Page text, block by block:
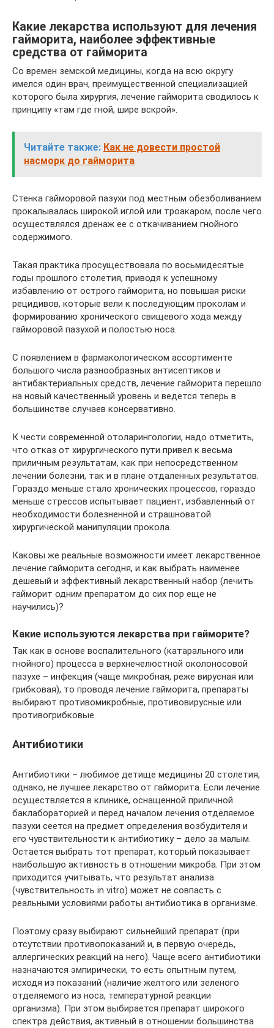
Какие лекарства используют для лечения
гайморита, наиболее эффективные
средства от гайморита
Со времен земской медицины, когда на всю округу
имелся один врач, преимущественной специализацией
которого была хирургия, лечение гайморита сводилось к
принципу «там где гной, шире вскрой».
Читайте также: Как не довести простой
насморк до гайморита
Стенка гайморовой пазухи под местным обезболиванием
прокалывалась широкой иглой или троакаром, после чего
осуществлялся дренаж ее с откачиванием гнойного
содержимого.
Такая практика просуществовала по восьмидесятые
годы прошлого столетия, приводя к успешному
избавлению от острого гайморита, но повышая риски
рецидивов, которые вели к последующим проколам и
формированию хронического свищевого хода между
гайморовой пазухой и полостью носа.
С появлением в фармакологическом ассортименте
большого числа разнообразных антисептиков и
антибактериальных средств, лечение гайморита перешло
на новый качественный уровень и ведется теперь в
большинстве случаев консервативно.
К чести современной отоларингологии, надо отметить,
что отказ от хирургического пути привел к весьма
приличным результатам, как при непосредственном
лечении болезни, так и в плане отдаленных результатов.
Гораздо меньше стало хронических процессов, гораздо
меньше стрессов испытывает пациент, избавленный от
необходимости болезненной и страшноватой
хирургической манипуляции прокола.
Каковы же реальные возможности имеет лекарственное
лечение гайморита сегодня, и как выбрать наименее
дешевый и эффективный лекарственный набор (лечить
гайморит одним препаратом до сих пор еще не
научились)?
Какие используются лекарства при гайморите?
Так как в основе воспалительного (катарального или
гнойного) процесса в верхнечелюстной околоносовой
пазухе – инфекция (чаще микробная, реже вирусная или
грибковая), то проводя лечение гайморита, препараты
выбирают противомикробные, противовирусные или
противогрибковые.
Антибиотики
Антибиотики – любимое детище медицины 20 столетия,
однако, не лучшее лекарство от гайморита. Если лечение
осуществляется в клинике, оснащенной приличной
баклабораторией и перед началом лечения отделяемое
пазухи сеется на предмет определения возбудителя и
его чувствительности к антибиотику – дело за малым.
Остается выбрать тот препарат, который показывает
наибольшую активность в отношении микроба. При этом
приходится учитывать, что результат анализа
(чувствительность in vitro) может не совпасть с
реальными условиями работы антибиотика в организме.
Поэтому сразу выбирают сильнейший препарат (при
отсутствии противопоказаний и, в первую очередь,
аллергических реакций на него). Чаще всего антибиотики
назначаются эмпирически, то есть опытным путем,
исходя из показаний (наличие желтого или зеленого
отделяемого из носа, температурной реакции
организма). При этом выбирается препарат широкого
спектра действия, активный в отношении большинства